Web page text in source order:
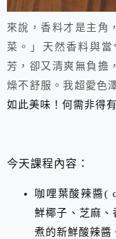
來說，香料才是主角
菜。」 天然香料與
芳，卻又清爽無負擔
燥不舒服。我超愛色
如此美味！何需非得
今天課程內容：
咖哩葉酸辣醬(
鮮椰子、芝麻、
煮的新鮮酸辣醬